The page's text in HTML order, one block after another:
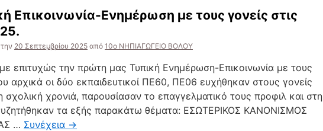
για
Δεξιοτήτων,2025-
2026
Επικοινωνία-Ενημέρωση με τους γονείς στις
20 Σεπτεμβρίου 2025 από 10ο ΝΗΠΙΑΓΩΓΕΙΟ ΒΟΛΟΥ
επιτυχώς την πρώτη μας Τυπική Ενημέρωση-Επικοινωνία με τους
αρχικά οι δύο εκπαιδευτικοί ΠΕ60, ΠΕ06 ευχήθηκαν στους γονείς
σχολική χρονιά, παρουσίασαν το επαγγελματικό τους προφιλ και στη
τα εξής παρακάτω θέματα: ΕΣΩΤΕΡΙΚΟΣ ΚΑΝΟΝΙΣΜΟΣ
… Συνέχεια →